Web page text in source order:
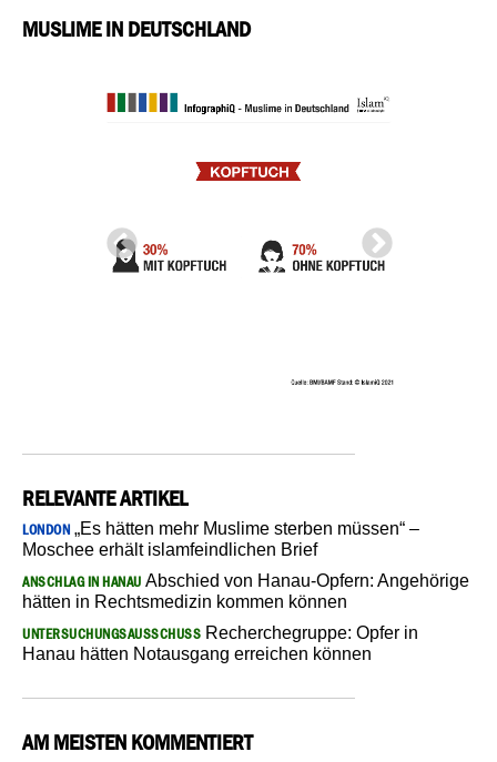
MUSLIME IN DEUTSCHLAND
RELEVANTE ARTIKEL
LONDON „Es hätten mehr Muslime sterben müssen“ –
Moschee erhält islamfeindlichen Brief
ANSCHLAG IN HANAU Abschied von Hanau-Opfern: Angehörige
hätten in Rechtsmedizin kommen können
UNTERSUCHUNGSAUSSCHUSS Recherchegruppe: Opfer in
Hanau hätten Notausgang erreichen können
AM MEISTEN KOMMENTIERT